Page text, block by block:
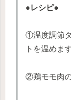
●レシピ●
①温度調節
トを温めます
②鶏モモ肉